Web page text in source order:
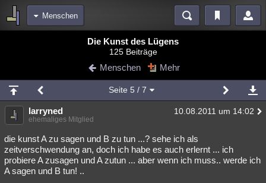
Menschen
Blogs Videos
Chat Wiki Neuigkeiten
meine Rubriken
Menschen Mystery Kriminalfälle
Spiritualität Verschwörungen Technologie
Natur Umfragen Unterhaltung
weitere Rubriken
Die Kunst des Lügens
125 Beiträge
Menschen Mehr
Seite 5 / 7
larryned 10.08.2011 um 14:02
ehemaliges Mitglied
die kunst A zu sagen und B zu tun ...? sehe ich als
zeitverschwendung an, doch ich habe es auch erlernt ... ich
probiere A zusagen und A zutun ... aber wenn ich muss.. werde ich
A sagen und B tun! ..